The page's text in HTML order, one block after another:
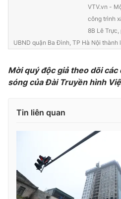
Tư vấn
Emagazine
Video
VTV Money
VTV Sức khoẻ
VTV.vn -
công trình
8B Lê
UBND quận Ba Đình, TP Hà Nội thành
Mời quý độc giả theo dõi
sóng của Đài Truyền hình
Tin liên quan